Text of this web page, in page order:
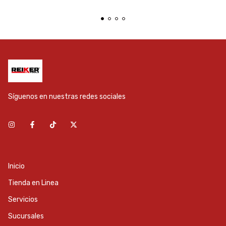
Síguenos en nuestras redes sociales
Inicio
Tienda en Linea
Servicios
Sucursales